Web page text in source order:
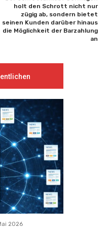
holt den Schrott nicht nur
zügig ab, sondern bietet
seinen Kunden darüber hinaus
die Möglichkeit der Barzahlung
an
2026